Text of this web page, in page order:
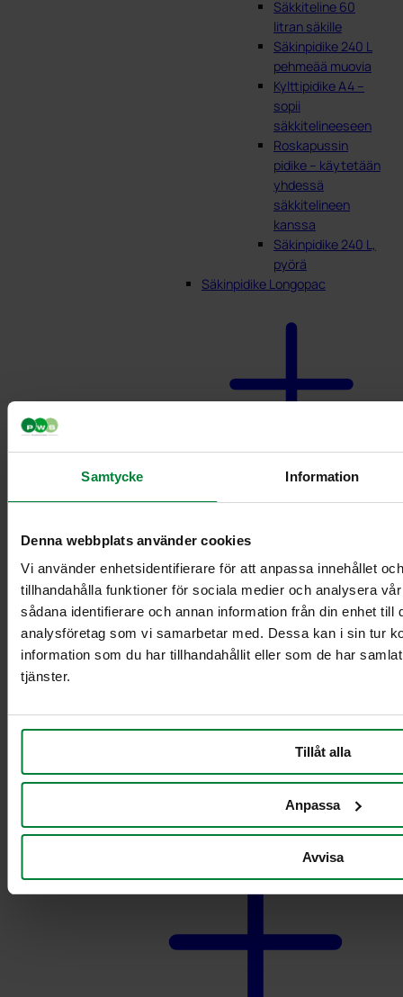
Samtycke Information
Denna webbplats använder cookies
Vi använder enhetsidentifierare för att anpassa innehållet
tillhandahålla funktioner för sociala medier och analysera
sådana identifierare och annan information från din enhet
analysföretag som vi samarbetar med. Dessa kan i sin tur
information som du har tillhandahållit eller som de har
tjänster.
Tillåt alla
Anpassa
Avvisa
Säkkiteline 60
litran säkille
Säkinpidike 240 L
pehmeää muovia
Kylttipidike A4 –
sopii
säkkitelineeseen
Roskapussin
pidike – käytetään
yhdessä
säkkitelineen
kanssa
Säkinpidike 240 L,
pyörä
Säkinpidike Longopac
Levy Bio-kasetin
mini-telineeseen
Säkinpidike Midi
Dynamic FZB
Säkinpidike Midi
Dynamic FZB
Säkinpidike Mini
FZB
Lisävarusteet jätekäsittely sisätiloissa